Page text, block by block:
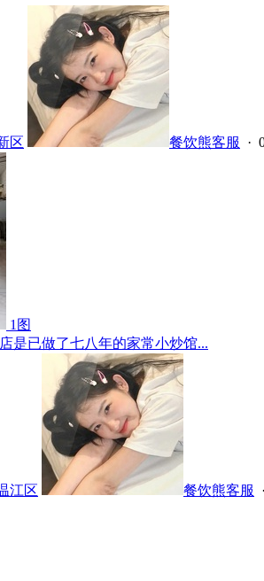
区 餐饮熊客服 ·
1图
是已做了七八年的家常小炒馆...
江区 餐饮熊客服